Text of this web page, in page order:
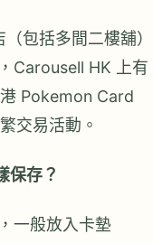
包括多間二樓舖）
Carousell HK 上有
Pokemon Card
交易活動。
保存？
一般放入卡墊